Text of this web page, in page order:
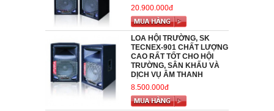
20.900.000đ
LOA HỘI TRƯỜNG, SK
TECNEX-901 CHẤT LƯỢNG
CAO RẤT TỐT CHO HỘI
TRƯỜNG, SÂN KHẤU VÀ
DỊCH VỤ ÂM THANH
8.500.000đ